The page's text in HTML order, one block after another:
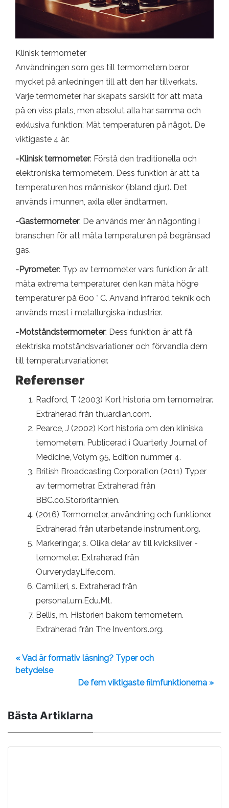
Klinisk termometer
Användningen som ges till termometern beror
mycket på anledningen till att den har tillverkats.
Varje termometer har skapats särskilt för att mäta
på en viss plats, men absolut alla har samma och
exklusiva funktion: Mät temperaturen på något. De
viktigaste 4 är:
-Klinisk termometer: Förstå den traditionella och
elektroniska termometern. Dess funktion är att ta
temperaturen hos människor (ibland djur). Det
används i munnen, axila eller ändtarmen.
-Gastermometer: De används mer än någonting i
branschen för att mäta temperaturen på begränsad
gas.
-Pyrometer: Typ av termometer vars funktion är att
mäta extrema temperaturer, den kan mäta högre
temperaturer på 600 ° C. Använd infraröd teknik och
används mest i metallurgiska industrier.
-Motståndstermometer: Dess funktion är att få
elektriska motståndsvariationer och förvandla dem
till temperaturvariationer.
Referenser
Radford, T (2003) Kort historia om temometrar.
Extraherad från thuardian.com.
Pearce, J (2002) Kort historia om den kliniska
temometern. Publicerad i Quarterly Journal of
Medicine, Volym 95, Edition nummer 4.
British Broadcasting Corporation (2011) Typer
av termometrar. Extraherad från
BBC.co.Storbritannien.
(2016) Termometer, användning och funktioner.
Extraherad från utarbetande instrument.org.
Markeringar, s. Olika delar av till kvicksilver -
temometer. Extraherad från
OurverydayLife.com.
Camilleri, s. Extraherad från
personal.um.Edu.Mt.
Bellis, m. Historien bakom temometern.
Extraherad från The Inventors.org.
« Vad är formativ läsning? Typer och
betydelse
De fem viktigaste filmfunktionerna »
Bästa Artiklarna